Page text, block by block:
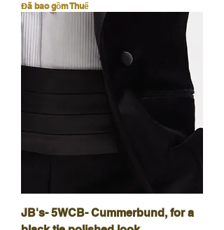
Đã bao gồm Thuế
JB's- 5WCB- Cummerbund, for a